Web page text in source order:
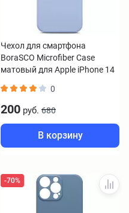
Чехол для смартфона
BoraSCO Microfiber Case
матовый для Apple iPhone 14
0
200 руб. 680
В корзину
-70%